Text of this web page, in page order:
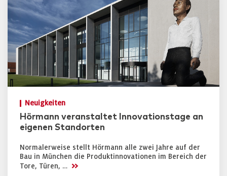
Neuigkeiten
Hörmann veranstaltet Innovationstage an
eigenen Standorten
Normalerweise stellt Hörmann alle zwei Jahre auf der
Bau in München die Produktinnovationen im Bereich der
Tore, Türen, … >>